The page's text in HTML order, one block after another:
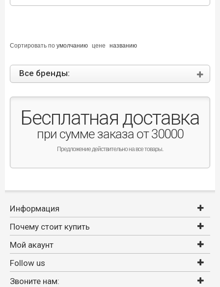
Сортировать поумолчанию цене названию
Все бренды:
Бесплатная доставка
при сумме заказа от 30000
Предложение действительно на все товары.
Информация
Почему стоит купить
Мой акаунт
Follow us
Звоните нам: